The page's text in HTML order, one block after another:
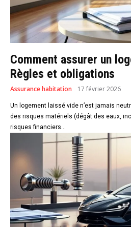
Comment assurer un
Règles et obligations
Assurance habitation 17 février 2026
Un logement laissé vide n’est jamais
des risques matériels (dégât des eaux,
risques financiers...